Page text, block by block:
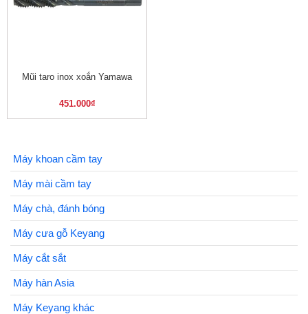
Mũi taro inox xoắn Yamawa
451.000₫
Máy khoan cầm tay
Máy mài cầm tay
Máy chà, đánh bóng
Máy cưa gỗ Keyang
Máy cắt sắt
Máy hàn Asia
Máy Keyang khác